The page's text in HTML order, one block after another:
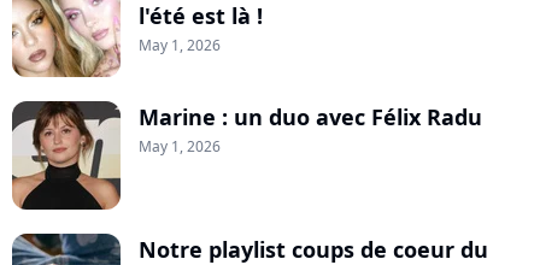
l'été est là !
May 1, 2026
Marine : un duo avec Félix Radu
May 1, 2026
Notre playlist coups de coeur du